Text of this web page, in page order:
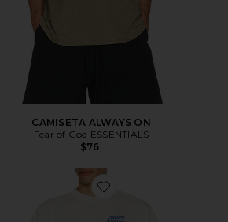
CAMISETA ALWAYS ON
Fear of God ESSENTIALS
$76
Favorite CAMISETA DESERT